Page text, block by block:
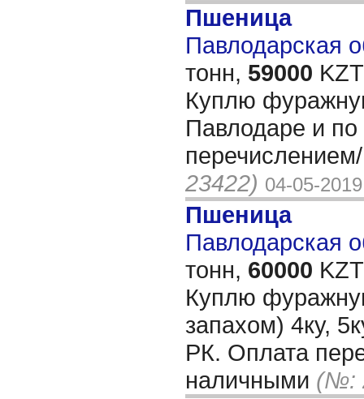
Пшеница
Павлодарская
тонн, 59000
Куплю
Павлодаре и
23422) 04-05-2019
Пшеница
Павлодарская
тонн, 60000
Куплю
запахом) 4ку,
РК. Оплата
наличными (№: